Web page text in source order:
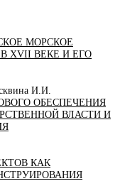
МОРСКОЕ
XVII ВЕКЕ И ЕГО
И.И.
ОБЕСПЕЧЕНИЯ
ВЛАСТИ И
КАК